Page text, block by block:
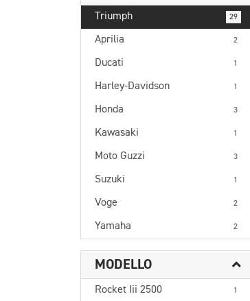
Triumph 29
Aprilia 2
Ducati 1
Harley-Davidson 1
Honda 3
Kawasaki 1
Moto Guzzi 3
Suzuki 1
Voge 2
Yamaha 2
MODELLO
Rocket Iii 2500 1